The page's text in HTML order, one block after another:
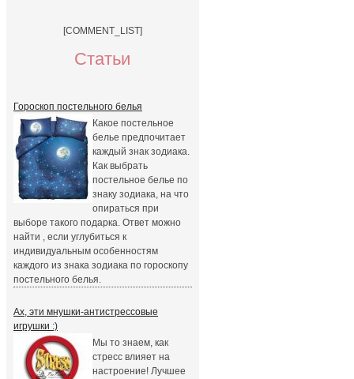
[COMMENT_LIST]
Статьи
Гороскоп постельного белья
Какое постельное
белье предпочитает
каждый знак зодиака.
Как выбрать
постельное белье по
знаку зодиака, на что
опираться при
выборе такого подарка. Ответ можно
найти , если углубиться к
индивидуальным особенностям
каждого из знака зодиака по гороскопу
постельного белья.
Ах, эти мнушки-антистрессовые
игрушки :)
Мы то знаем, как
стресс влияет на
настроение! Лучшее